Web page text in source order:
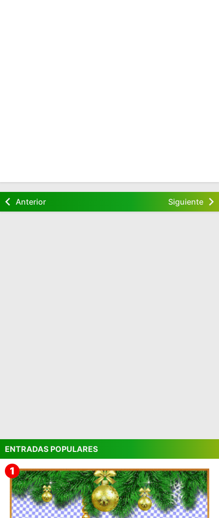
Anterior Siguiente
ENTRADAS POPULARES